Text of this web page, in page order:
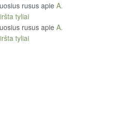
rususapie A.
tyliai
rususapie A.
tyliai